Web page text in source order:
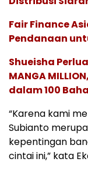
Fair Finance
Pendanaan
Shueisha
MANGA
dalam 100
“Karena kami
Subianto
kepentingan
cintai ini,” kata